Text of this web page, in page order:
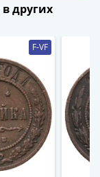
других
F-VF